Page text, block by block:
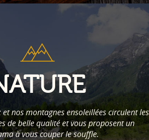
nos montagnes ensoleillées circulent les
de belle qualité et vous proposent un
à vous couper le souffle.